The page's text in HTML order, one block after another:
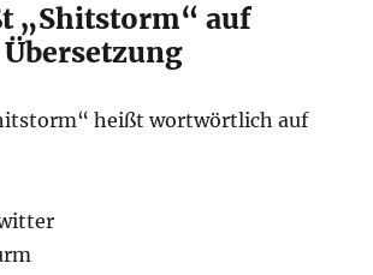
„Shitstorm“ auf
heißt wortwörtlich auf